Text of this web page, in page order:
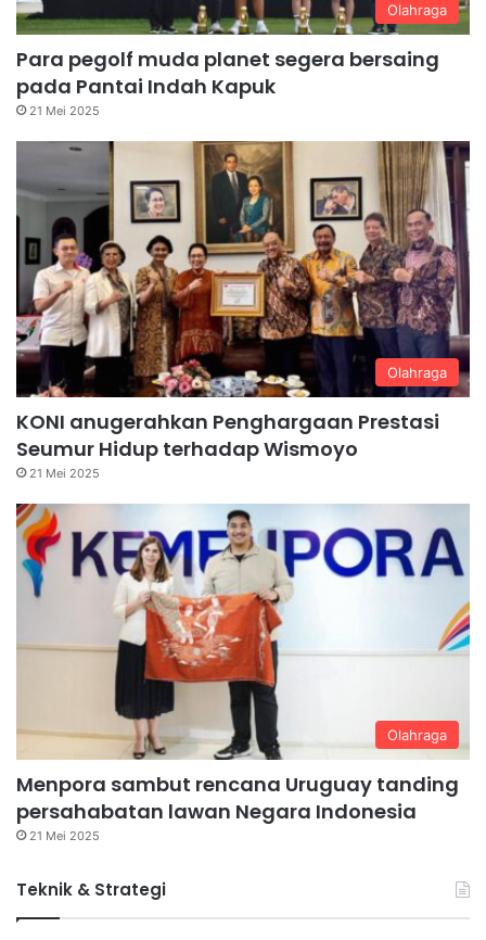
Olahraga
Para pegolf muda planet segera bersaing
pada Pantai Indah Kapuk
21 Mei 2025
Olahraga
KONI anugerahkan Penghargaan Prestasi
Seumur Hidup terhadap Wismoyo
21 Mei 2025
Olahraga
Menpora sambut rencana Uruguay tanding
persahabatan lawan Negara Indonesia
21 Mei 2025
Teknik & Strategi